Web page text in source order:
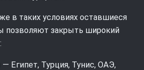
в таких условиях оставшиеся
позволяют закрыть широкий
Египет, Турция, Тунис, ОАЭ,